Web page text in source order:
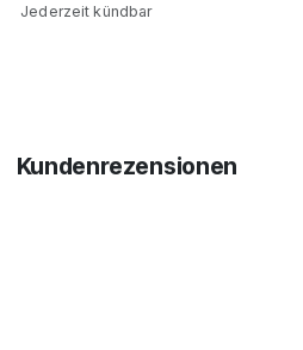
Jederzeit kündbar
Kundenrezensionen